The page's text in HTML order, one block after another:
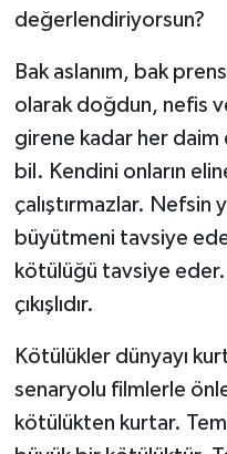
değerlendiriyorsun?
Bak aslanım, bak
olarak doğdun, nefis
girene kadar her daim
bil. Kendini onların
çalıştırmazlar. Nefsin
büyütmeni tavsiye
kötülüğü tavsiye
çıkışlıdır.
Kötülükler dünyayı
senaryolu filmlerle
kötülükten kurtar.